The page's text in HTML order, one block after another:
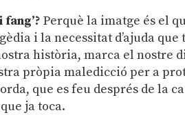
fang’?Perquè la imatge és el
i la necessitat d’ajuda
història, marca el nostre
pròpia maledicció per a
que es feu després de la
ja toca.